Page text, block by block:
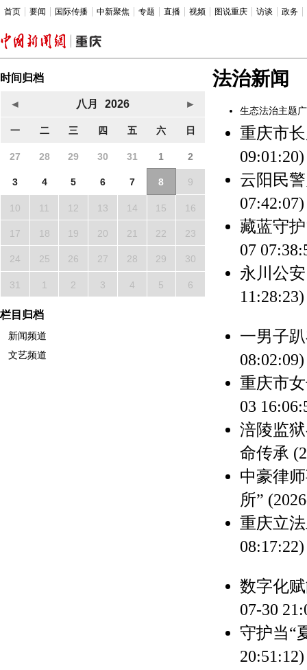
首页 要闻 国际传播 中新聚焦 专题 直播 视频 图说重庆 访谈 政务
时间归档
栏目归档
新闻频道
文艺频道
法治新闻
生态法治主题
重庆市
09:01:20)
云阳民
07:42:07)
藏蓝守
07
永川公
11:28:23)
一男子
08:02:09)
重庆市
03
涪陵监
命传承
中豪律
所”
重庆立
08:17:22)
数字化
07-30
守护当“
20:51:12)
◄ 八月 2026 ►
一 二 三 四 五 六 日
27 28 29 30 31 1 2
3 4 5 6 7 8 9
10 11 12 13 14 15 16
17 18 19 20 21 22 23
24 25 26 27 28 29 30
31 1 2 3 4 5 6